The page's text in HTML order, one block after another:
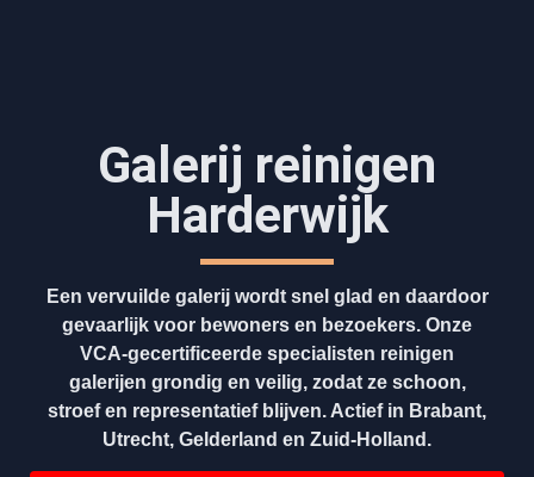
Galerij reinigen
Harderwijk
Een vervuilde galerij wordt snel glad en daardoor
gevaarlijk voor bewoners en bezoekers. Onze
VCA-gecertificeerde specialisten reinigen
galerijen grondig en veilig, zodat ze schoon,
stroef en representatief blijven. Actief in Brabant,
Utrecht, Gelderland en Zuid-Holland.